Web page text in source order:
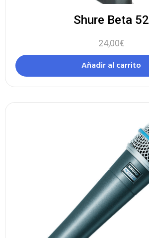
Shure Beta 52
24,00€
Añadir al carrito